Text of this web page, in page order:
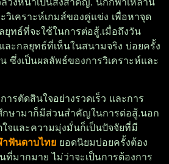
เคราะห์เกมส์ของคู่แข่ง เพื่อหาจุด
ยุทธ์ที่จะใช้ในการต่อสู้.เมื่อถึงวัน
ะกลยุทธ์ที่เห็นในสนามจริง บ่อยครั้ง
ซึ่งเป็นผลลัพธ์ของการวิเคราะห์และ
รตัดสินใจอย่างรวดเร็ว และการ
ษามาก็มีส่วนสำคัญในการต่อสู้.นอก
จและความมุ่งมั่นก็เป็นปัจจัยที่มี
ฟันดาบไทย ยอดนิยมบ่อยครั้งต้อง
มากมาย ไม่ว่าจะเป็นการต้องการ